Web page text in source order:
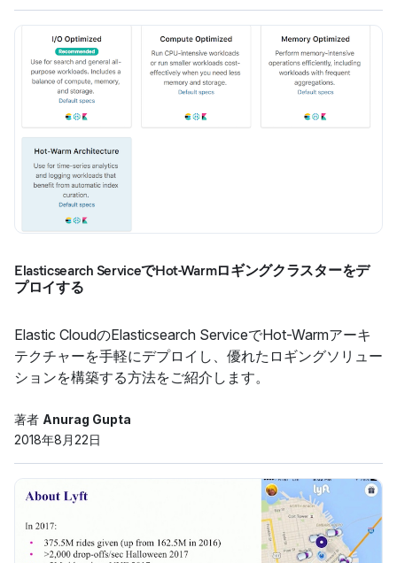
Elasticsearch ServiceでHot-Warmロギングクラスターをデ
プロイする
Elastic CloudのElasticsearch ServiceでHot-Warmアーキ
テクチャーを手軽にデプロイし、優れたロギングソリュー
ションを構築する方法をご紹介します。
著者 Anurag Gupta
2018年8月22日